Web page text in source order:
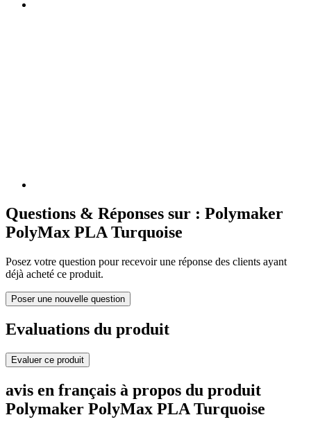
Questions & Réponses sur : Polymaker
PolyMax PLA Turquoise
Posez votre question pour recevoir une réponse des clients ayant
déjà acheté ce produit.
Poser une nouvelle question
Evaluations du produit
Evaluer ce produit
avis en français à propos du produit
Polymaker PolyMax PLA Turquoise